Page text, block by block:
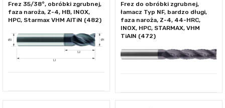
Frez 35/38°, obróbki zgrubnej,
faza naroża, Z-4, HB, INOX,
HPC, Starmax VHM AlTiN (482)
Frez do obróbki zgrubnej,
łamacz Typ NF, bardzo długi,
faza naroża, Z-4, 44-HRC,
INOX, HPC, STARMAX, VHM
TiAlN (472)